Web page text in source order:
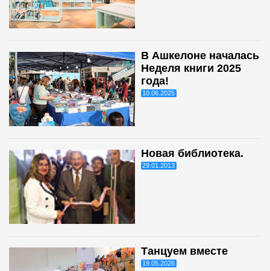
В Ашкелоне началась
Неделя книги 2025
года!
10.06.2025
Новая библиотека.
29.01.2013
Танцуем вместе
19.05.2026